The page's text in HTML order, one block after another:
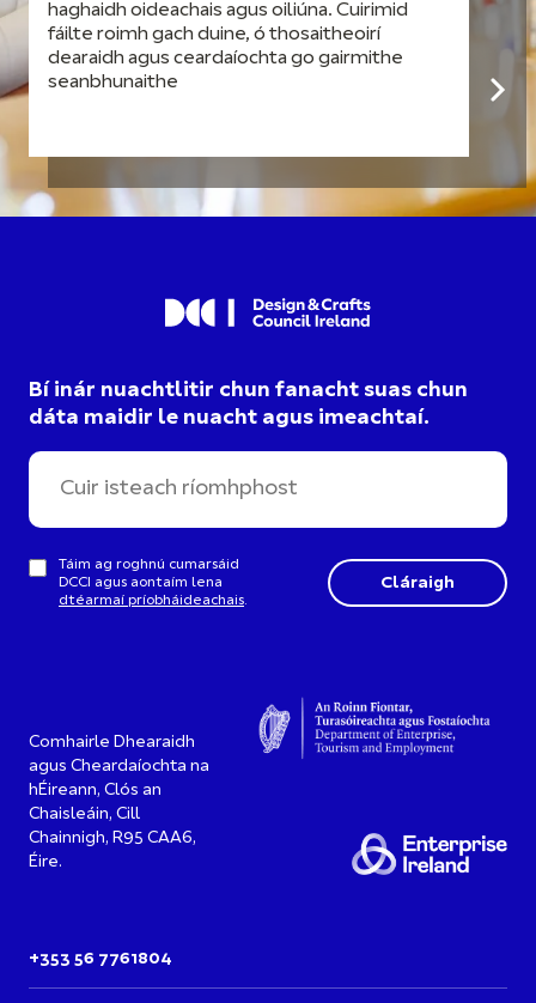
haghaidh oideachais agus oiliúna. Cuirimid
fáilte roimh gach duine, ó thosaitheoirí
dearaidh agus ceardaíochta go gairmithe
seanbhunaithe
Bí inár nuachtlitir chun fanacht suas chun
dáta maidir le nuacht agus imeachtaí.
Táim ag roghnú cumarsáid
DCCI agus aontaím lena
dtéarmaí príobháideachais.
Comhairle Dhearaidh
agus Cheardaíochta na
hÉireann, Clós an
Chaisleáin, Cill
Chainnigh, R95 CAA6,
Éire.
+353 56 7761804